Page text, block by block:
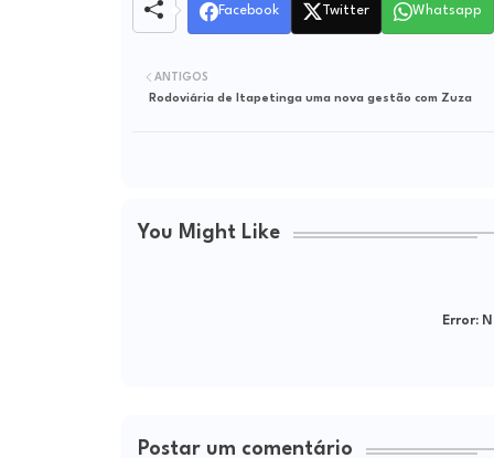
Facebook Twitter Whatsapp
ANTIGOS
Rodoviária de Itapetinga uma nova gestão com Zuza
You Might Like
Error:
Postar um comentário